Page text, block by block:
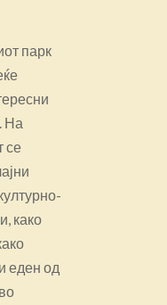
парк
На
се
како
еден од